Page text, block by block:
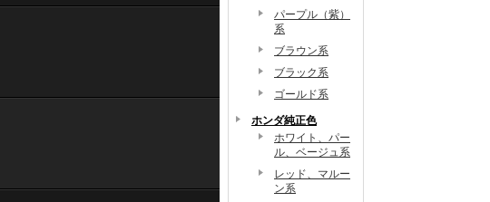
パープル（紫）
系
ブラウン系
ブラック系
ゴールド系
ホンダ純正色
ホワイト、パー
ル、ベージュ系
レッド、マルー
ン系